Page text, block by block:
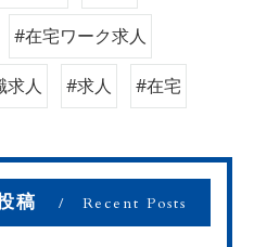
#在宅ワーク求人
求人 #求人 #在宅
稿 Recent Posts